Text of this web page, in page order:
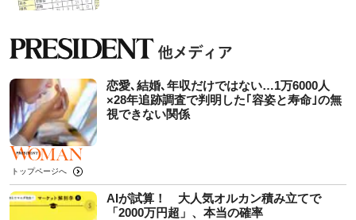
恋愛､結婚､年収だけではない…1万6000人
×28年追跡調査で判明した｢容姿と寿命｣の無
視できない関係
トップページへ
AIが試算！ 大人気オルカン積み立てで
「2000万円超」、本当の確率